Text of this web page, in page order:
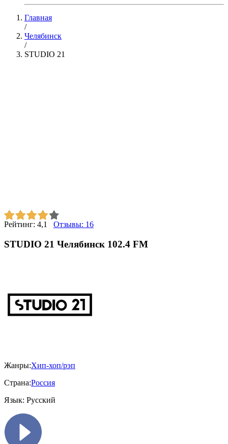
Главная
/
Челябинск
/
STUDIO 21
Рейтинг: 4,1 Отзывы: 16
STUDIO 21 Челябинск 102.4 FM
Жанры:Хип-хоп/рэп
Страна:Россия
Язык: Русский